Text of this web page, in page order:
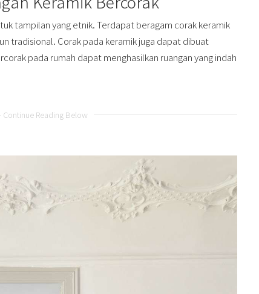
tampilan yang etnik. Terdapat beragam corak keramik
tradisional. Corak pada keramik juga dapat dibuat
pada rumah dapat menghasilkan ruangan yang indah
Reading Below